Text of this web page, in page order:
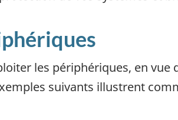
les périphériques, en vue
suivants illustrent